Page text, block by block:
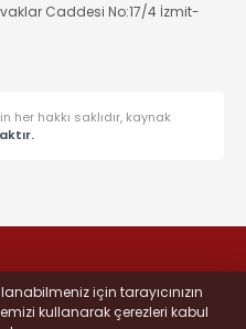
Caddesi No:17/4 İzmit-
her hakkı saklıdır, kaynak
için tarayıcınızın
kullanarak çerezleri kabul